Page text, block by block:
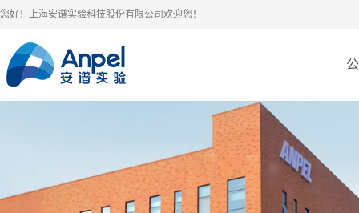
您好！上海安谱实验科技股份有限公司欢迎您！